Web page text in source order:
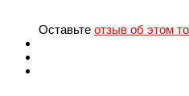
Оставьте отзыв об этом